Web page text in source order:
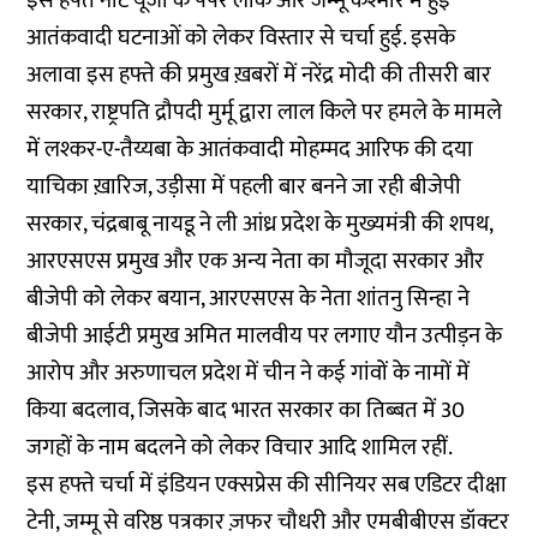
आतंकवादी घटनाओं को लेकर विस्तार से चर्चा हुई. इसके
अलावा इस हफ्ते की प्रमुख ख़बरों में नरेंद्र मोदी की तीसरी बार
सरकार, राष्ट्रपति द्रौपदी मुर्मू द्वारा लाल किले पर हमले के मामले
में लश्कर-ए-तैय्यबा के आतंकवादी मोहम्मद आरिफ की दया
याचिका ख़ारिज, उड़ीसा में पहली बार बनने जा रही बीजेपी
सरकार, चंद्रबाबू नायडू ने ली आंध्र प्रदेश के मुख्यमंत्री की शपथ,
आरएसएस प्रमुख और एक अन्य नेता का मौजूदा सरकार और
बीजेपी को लेकर बयान, आरएसएस के नेता शांतनु सिन्हा ने
बीजेपी आईटी प्रमुख अमित मालवीय पर लगाए यौन उत्पीड़न के
आरोप और अरुणाचल प्रदेश में चीन ने कई गांवों के नामों में
किया बदलाव, जिसके बाद भारत सरकार का तिब्बत में 30
जगहों के नाम बदलने को लेकर विचार आदि शामिल रहीं.
इस हफ्ते चर्चा में इंडियन एक्सप्रेस की सीनियर सब एडिटर दीक्षा
टेनी, जम्मू से वरिष्ठ पत्रकार ज़फर चौधरी और एमबीबीएस डॉक्टर